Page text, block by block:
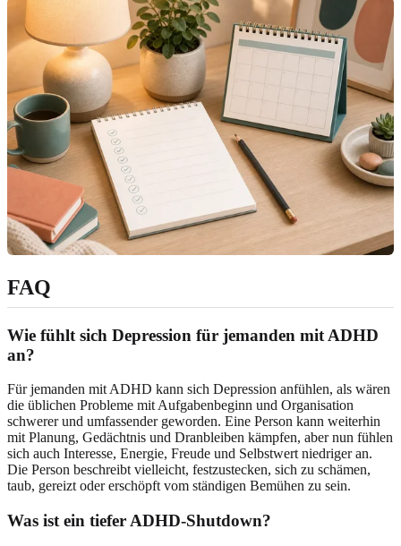
FAQ
Wie fühlt sich Depression für jemanden mit ADHD
an?
Für jemanden mit ADHD kann sich Depression anfühlen, als wären
die üblichen Probleme mit Aufgabenbeginn und Organisation
schwerer und umfassender geworden. Eine Person kann weiterhin
mit Planung, Gedächtnis und Dranbleiben kämpfen, aber nun fühlen
sich auch Interesse, Energie, Freude und Selbstwert niedriger an.
Die Person beschreibt vielleicht, festzustecken, sich zu schämen,
taub, gereizt oder erschöpft vom ständigen Bemühen zu sein.
Was ist ein tiefer ADHD-Shutdown?